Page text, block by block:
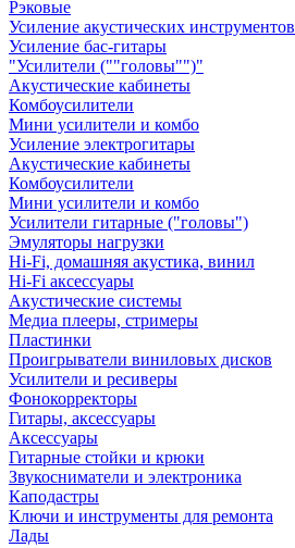
Рэковые
Усиление акустических инструментов
Усиление бас-гитары
"Усилители (""головы"")"
Акустические кабинеты
Комбоусилители
Мини усилители и комбо
Усиление электрогитары
Акустические кабинеты
Комбоусилители
Мини усилители и комбо
Усилители гитарные ("головы")
Эмуляторы нагрузки
Hi-Fi, домашняя акустика, винил
Hi-Fi аксессуары
Акустические системы
Медиа плееры, стримеры
Пластинки
Проигрыватели виниловых дисков
Усилители и ресиверы
Фонокорректоры
Гитары, аксессуары
Аксессуары
Гитарные стойки и крюки
Звукосниматели и электроника
Каподастры
Ключи и инструменты для ремонта
Лады